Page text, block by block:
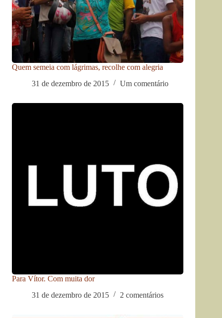
Quem semeia com lágrimas, recolhe com alegria
31 de dezembro de 2015
Um comentário
Para Vítor. Com muita dor
31 de dezembro de 2015
2 comentários